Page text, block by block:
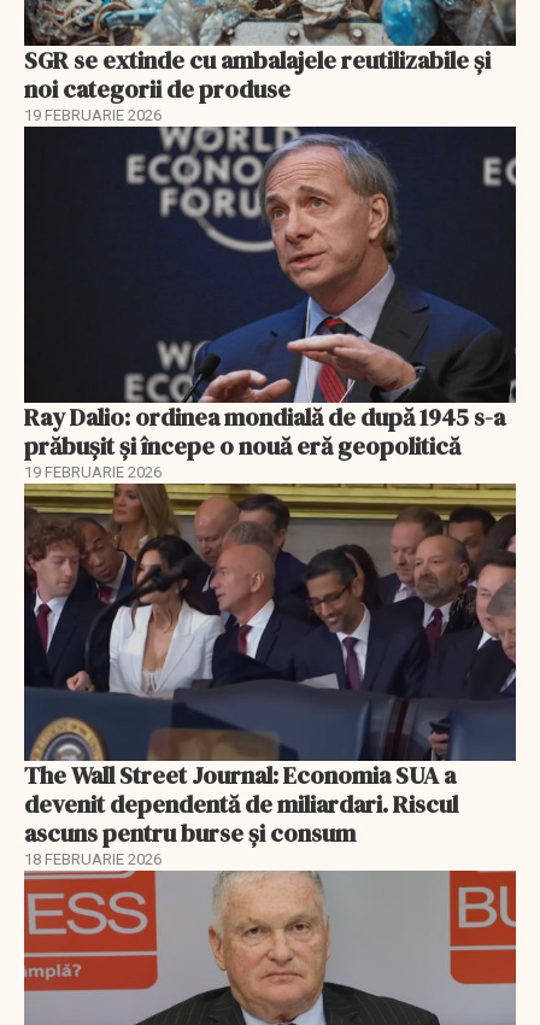
SGR se extinde cu ambalajele reutilizabile și
noi categorii de produse
19 FEBRUARIE 2026
Ray Dalio: ordinea mondială de după 1945 s-a
prăbușit și începe o nouă eră geopolitică
19 FEBRUARIE 2026
The Wall Street Journal: Economia SUA a
devenit dependentă de miliardari. Riscul
ascuns pentru burse și consum
18 FEBRUARIE 2026
EXCLUSIV